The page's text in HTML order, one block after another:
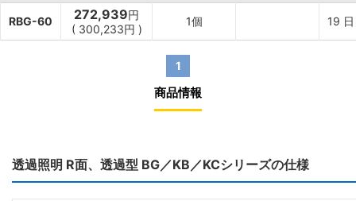
RBG-60 272,939円
( 300,233円 )
1個 19
1
商品情報
透過照明 R面、透過型 BG／KB／KCシリーズの仕様